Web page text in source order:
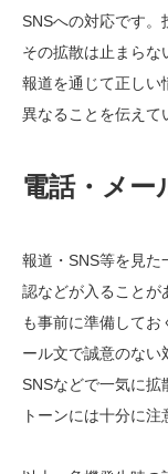
SNSへの対応です。
その拡散は止まらな
報道を通じて正しい
異なることを伝えて
電話・メー
報道・SNS等を見た
認などが入ることが
も事前に準備して
ール文で誠意のな
SNSなどで一気に拡
トーンには十分に注